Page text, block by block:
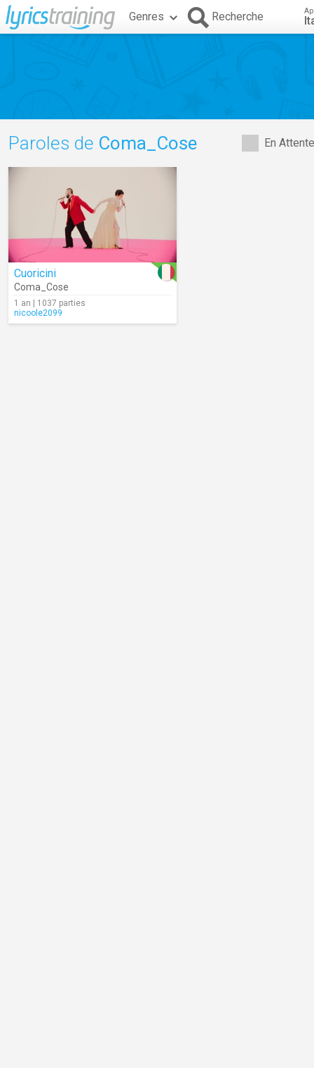
Genres Recherche
En
Paroles de Coma_Cose
Cuoricini
Coma_Cose
1 an | 1037 parties
nicoole2099